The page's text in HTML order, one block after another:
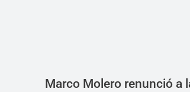
Marco Molero renunció a